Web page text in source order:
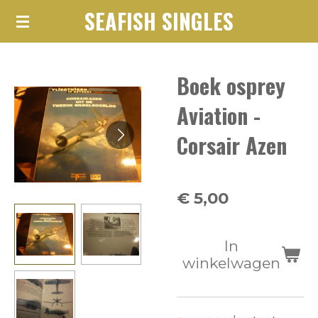
Ga
hoofdinhoud
SEAFISH SINGLES
Boek osprey
Aviation -
Corsair Azen
€ 5,00
In
winkelwagen